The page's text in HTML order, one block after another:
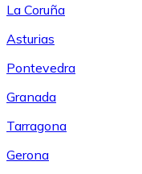
La Coruña
Asturias
Pontevedra
Granada
Tarragona
Gerona